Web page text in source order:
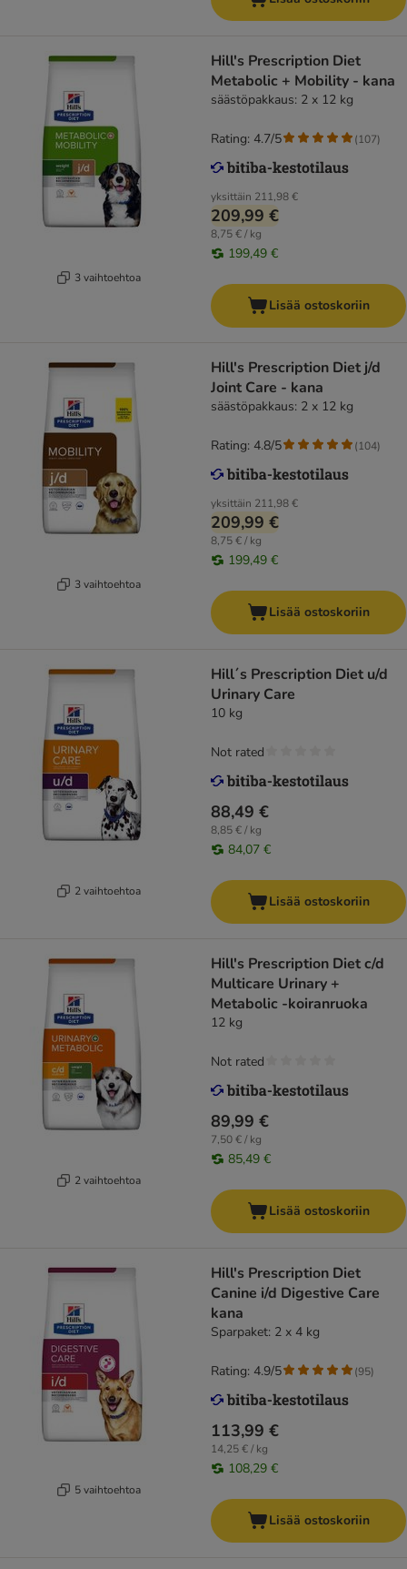
3 vaihtoehtoa
Hill's Prescription Diet
Metabolic + Mobility - kana
säästöpakkaus: 2 x 12 kg
yksittäin 211,98 €
209,99 €
8,75 € / kg
199,49 €
Rating: 4.7/5 (107)
Lisää ostoskoriin
3 vaihtoehtoa
Hill's Prescription Diet j/d
Joint Care - kana
säästöpakkaus: 2 x 12 kg
yksittäin 211,98 €
209,99 €
8,75 € / kg
199,49 €
Rating: 4.8/5 (104)
Lisää ostoskoriin
2 vaihtoehtoa
Hill´s Prescription Diet u/d
Urinary Care
10 kg
88,49 €
8,85 € / kg
84,07 €
Not rated
Lisää ostoskoriin
2 vaihtoehtoa
Hill's Prescription Diet c/d
Multicare Urinary +
Metabolic -koiranruoka
12 kg
89,99 €
7,50 € / kg
85,49 €
Not rated
Lisää ostoskoriin
5 vaihtoehtoa
Hill's Prescription Diet
Canine i/d Digestive Care
kana
Sparpaket: 2 x 4 kg
113,99 €
14,25 € / kg
108,29 €
Rating: 4.9/5 (95)
Lisää ostoskoriin